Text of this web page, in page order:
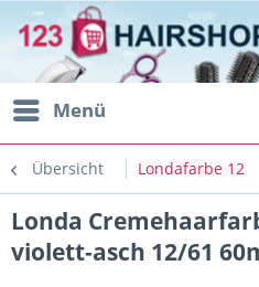
Menü
Übersicht Londafarbe 12
Londa
violett-asch 12/61